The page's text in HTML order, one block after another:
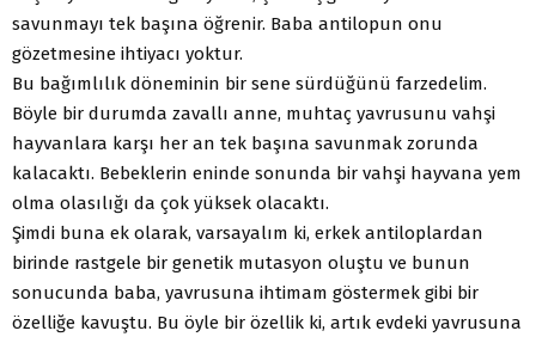
savunmayı tek başına öğrenir. Baba antilopun onu
gözetmesine ihtiyacı yoktur.
Bu bağımlılık döneminin bir sene sürdüğünü farzedelim.
Böyle bir durumda zavallı anne, muhtaç yavrusunu vahşi
hayvanlara karşı her an tek başına savunmak zorunda
kalacaktı. Bebeklerin eninde sonunda bir vahşi hayvana yem
olma olasılığı da çok yüksek olacaktı.
Şimdi buna ek olarak, varsayalım ki, erkek antiloplardan
birinde rastgele bir genetik mutasyon oluştu ve bunun
sonucunda baba, yavrusuna ihtimam göstermek gibi bir
özelliğe kavuştu. Bu öyle bir özellik ki, artık evdeki yavrusuna